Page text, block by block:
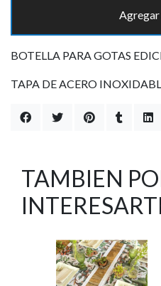
BOTELLA PARA GOTAS
TAPA DE ACERO
TAMBIEN